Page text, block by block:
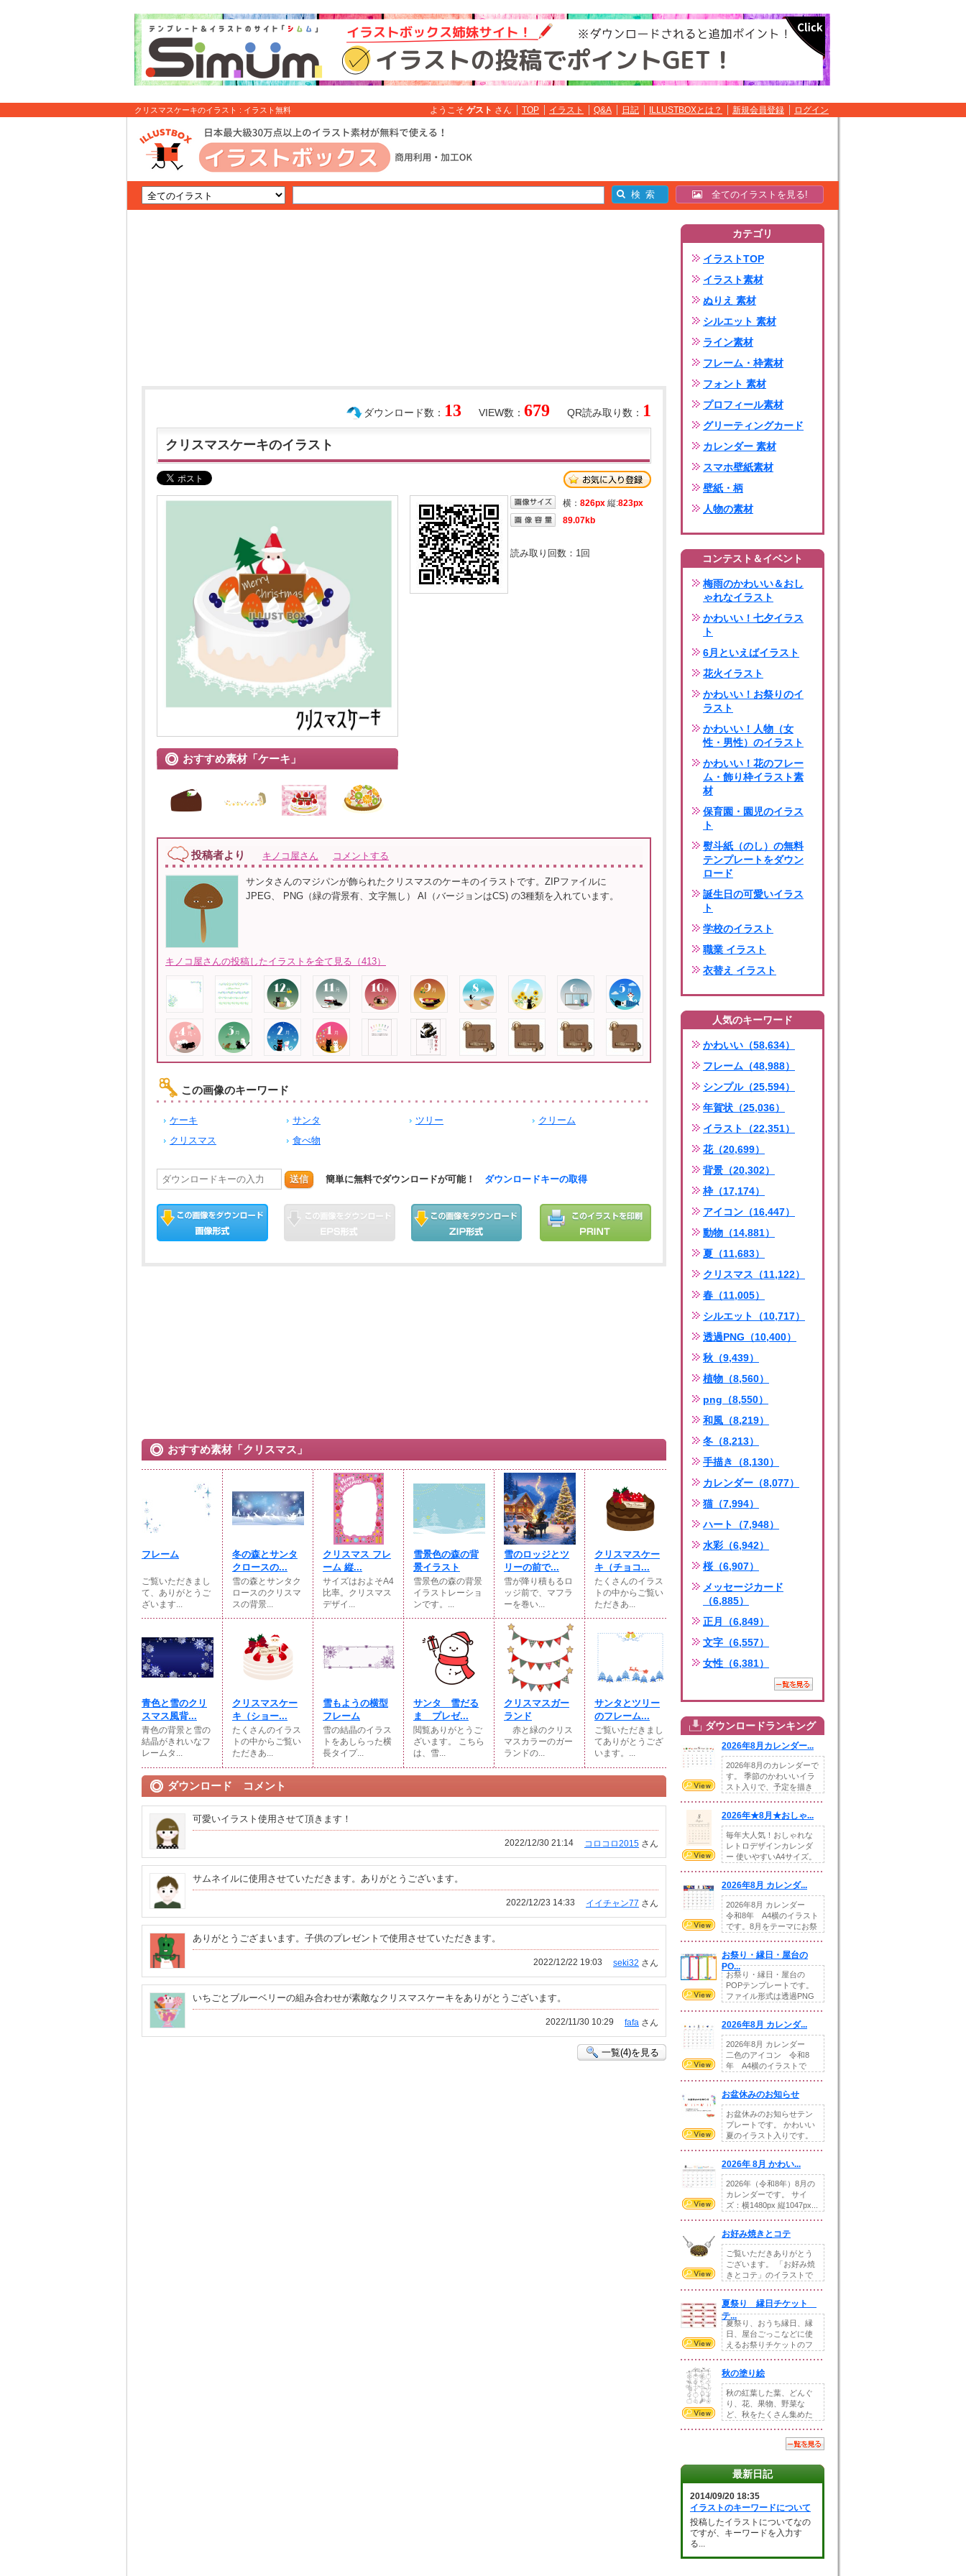
クリスマスケーキのイラスト : イラスト無料 ようこそ ゲスト さん TOP イラスト Q&A 日記 ILLUSTBOXとは？ 新規会員登録 ログイン
全てのイラストを見る!
QR読み取り数： 1
VIEW数： 679
ダウンロード数： 13
クリスマスケーキのイラスト
おすすめ素材「ケーキ」
横： 826px 縦:823px
89.07kb
読み取り回数： 1回
投稿者より キノコ屋さん コメントする
サンタさんのマジパンが飾られたクリスマスのケーキのイラストです。ZIPファイルに
JPEG、 PNG（緑の背景有、文字無し） AI（バージョンはCS) の3種類を入れています。
キノコ屋さんの投稿したイラストを全て見る（413）
この画像のキーワード
ケーキ サンタ ツリー
クリーム
クリスマス
食べ物
送信 簡単に無料でダウンロードが可能！ ダウンロードキーの取得
おすすめ素材「クリスマス」
フレーム
ご覧いただきまし
て、ありがとうご
ざいます...
冬の森とサンタ
クロースの...
雪の森とサンタク
ロースのクリスマ
スの背景...
クリスマス フレ
ーム 縦...
サイズはおよそA4
比率。クリスマス
デザイ...
雪景色の森の背
景イラスト
雪景色の森の背景
イラストレーショ
ンです。...
雪のロッジとツ
リーの前で...
雪が降り積もるロ
ッジ前で、マフラ
ーを巻い...
クリスマスケー
キ（チョコ...
たくさんのイラス
トの中からご覧い
ただきあ...
青色と雪のクリ
スマス風背...
青色の背景と雪の
結晶がきれいなフ
レームタ...
クリスマスケー
キ（ショー...
たくさんのイラス
トの中からご覧い
ただきあ...
雪もようの横型
フレーム
雪の結晶のイラス
トをあしらった横
長タイプ...
サンタ 雪だる
ま プレゼ...
閲覧ありがとうご
ざいます。 こちら
は、雪...
クリスマスガー
ランド
赤と緑のクリス
マスカラーのガー
ランドの...
サンタとツリー
のフレーム...
ご覧いただきまし
てありがとうござ
います。...
ダウンロード コメント
可愛いイラスト使用させて頂きます！
コロコロ2015 さん
2022/12/30 21:14
サムネイルに使用させていただきます。ありがとうございます。
イイチャン77 さん
2022/12/23 14:33
ありがとうござまいます。子供のプレゼントで使用させていただきます。
seki32 さん
2022/12/22 19:03
いちごとブルーベリーの組み合わせが素敵なクリスマスケーキをありがとうございます。
fafa さん
2022/11/30 10:29
一覧(4)を見る
カテゴリ
イラストTOP
イラスト素材
ぬりえ 素材
シルエット 素材
ライン素材
フレーム・枠素材
フォント 素材
プロフィール素材
グリーティングカード
カレンダー 素材
スマホ壁紙素材
壁紙・柄
人物の素材
コンテスト＆イベント
梅雨のかわいい＆おし
ゃれなイラスト
かわいい！七夕イラス
ト
6月といえばイラスト
花火イラスト
かわいい！お祭りのイ
ラスト
かわいい！人物（女
性・男性）のイラスト
かわいい！花のフレー
ム・飾り枠イラスト素
材
保育園・園児のイラス
ト
熨斗紙（のし）の無料
テンプレートをダウン
ロード
誕生日の可愛いイラス
ト
学校のイラスト
職業 イラスト
衣替え イラスト
人気のキーワード
かわいい（58,634）
フレーム（48,988）
シンプル（25,594）
年賀状（25,036）
イラスト（22,351）
花（20,699）
背景（20,302）
枠（17,174）
アイコン（16,447）
動物（14,881）
夏（11,683）
クリスマス（11,122）
春（11,005）
シルエット（10,717）
透過PNG（10,400）
秋（9,439）
植物（8,560）
png（8,550）
和風（8,219）
冬（8,213）
手描き（8,130）
カレンダー（8,077）
猫（7,994）
ハート（7,948）
水彩（6,942）
桜（6,907）
メッセージカード
（6,885）
正月（6,849）
文字（6,557）
女性（6,381）
ダウンロードランキング
2026年8月カレンダー...
2026年8月のカレンダーで
す。 季節のかわいいイラ
スト入りで、予定を描き
2026年★8月★おしゃ...
毎年大人気！おしゃれな
レトロデザインカレンダ
ー 使いやすいA4サイズ。
2026年8月 カレンダ...
2026年8月 カレンダー
令和8年 A4横のイラスト
です。8月をテーマにお祭
お祭り・縁日・屋台の
PO...
お祭り・縁日・屋台の
POPテンプレートです。
ファイル形式は透過PNG
2026年8月 カレンダ...
2026年8月 カレンダー
二色のアイコン 令和8
年 A4横のイラストで
お盆休みのお知らせ
お盆休みのお知らせテン
プレートです。 かわいい
夏のイラスト入りです。
2026年 8月 かわい...
2026年（令和8年）8月の
カレンダーです。 サイ
ズ：横1480px 縦1047px...
お好み焼きとコテ
ご覧いただきありがとう
ございます。 「お好み焼
きとコテ」のイラストで
夏祭り 縁日チケット
テ...
夏祭り、おうち縁日、縁
日、屋台ごっこなどに使
えるお祭りチケットのフ
秋の塗り絵
秋の紅葉した葉、どんぐ
り、花、果物、野菜な
ど、秋をたくさん集めた
最新日記
2014/09/20 18:35
イラストのキーワードについて
投稿したイラストについてなの
ですが、キーワードを入力す
る...